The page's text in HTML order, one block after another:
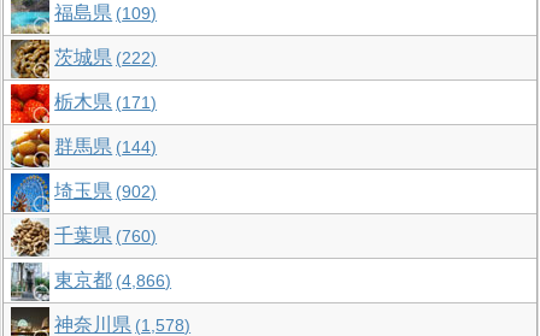
福島県 109
茨城県 222
栃木県 171
群馬県 144
埼玉県 902
千葉県 760
東京都 4,866
神奈川県 1,578